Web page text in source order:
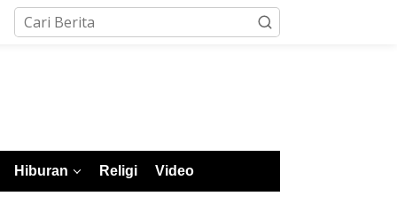
Hiburan Religi Video